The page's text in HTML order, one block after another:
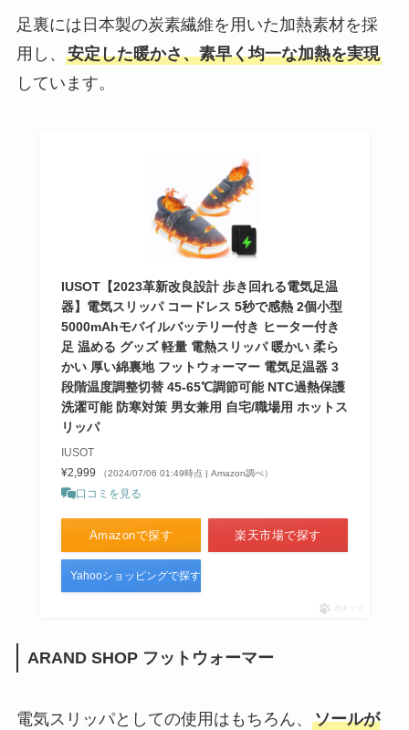
足裏には日本製の炭素繊維を用いた加熱素材を採
用し、 安定した暖かさ、素早く均一な加熱を実現
しています。
IUSOT【2023革新改良設計 歩き回れる電気足温
器】電気スリッパ コードレス 5秒で感熱 2個小型
5000mAhモバイルバッテリー付き ヒーター付き
足 温める グッズ 軽量 電熱スリッパ 暖かい 柔ら
かい 厚い綿裏地 フットウォーマー 電気足温器 3
段階温度調整切替 45-65℃調節可能 NTC過熱保護
洗濯可能 防寒対策 男女兼用 自宅/職場用 ホットス
リッパ
IUSOT
¥2,999
（2024/07/06 01:49時点 | Amazon調べ）
口コミを見る
Amazonで探す 楽天市場で探す
Yahooショッピングで探す
ポチップ
ARAND SHOP フットウォーマー
電気スリッパとしての使用はもちろん、 ソールが